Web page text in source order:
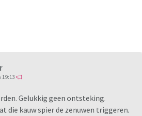
19:13
Gelukkig geen ontsteking.
die kauw spier de zenuwen triggeren.